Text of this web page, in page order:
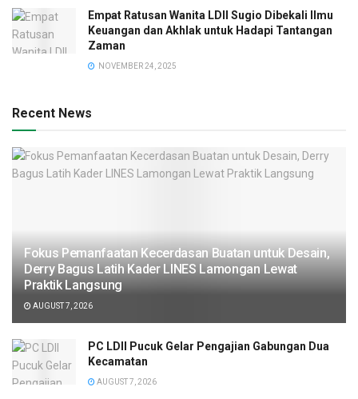
Empat Ratusan Wanita LDII Sugio Dibekali Ilmu
Keuangan dan Akhlak untuk Hadapi Tantangan
Zaman
NOVEMBER 24, 2025
Recent News
Fokus Pemanfaatan Kecerdasan Buatan untuk Desain,
Derry Bagus Latih Kader LINES Lamongan Lewat
Praktik Langsung
AUGUST 7, 2026
PC LDII Pucuk Gelar Pengajian Gabungan Dua
Kecamatan
AUGUST 7, 2026